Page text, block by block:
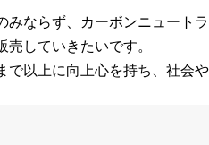
みならず、カーボンニュート
売していきたいです。
で以上に向上心を持ち、社会